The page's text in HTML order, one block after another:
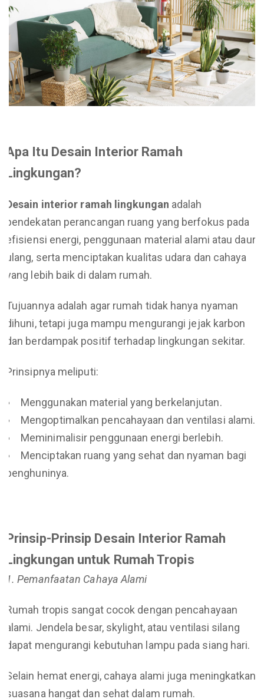
Apa Itu Desain Interior Ramah
Lingkungan?
Desain interior ramah lingkungan adalah
pendekatan perancangan ruang yang berfokus pada
efisiensi energi, penggunaan material alami atau daur
ulang, serta menciptakan kualitas udara dan cahaya
yang lebih baik di dalam rumah.
Tujuannya adalah agar rumah tidak hanya nyaman
dihuni, tetapi juga mampu mengurangi jejak karbon
dan berdampak positif terhadap lingkungan sekitar.
Prinsipnya meliputi:
Menggunakan material yang berkelanjutan.
Mengoptimalkan pencahayaan dan ventilasi alami.
Meminimalisir penggunaan energi berlebih.
Menciptakan ruang yang sehat dan nyaman bagi
penghuninya.
Prinsip-Prinsip Desain Interior Ramah
Lingkungan untuk Rumah Tropis
1. Pemanfaatan Cahaya Alami
Rumah tropis sangat cocok dengan pencahayaan
alami. Jendela besar, skylight, atau ventilasi silang
dapat mengurangi kebutuhan lampu pada siang hari.
Selain hemat energi, cahaya alami juga meningkatkan
suasana hangat dan sehat dalam rumah.